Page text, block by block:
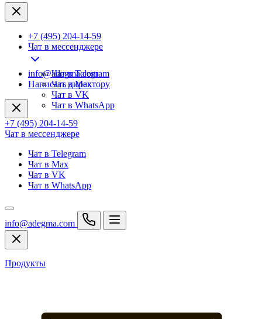
+7 (495) 204-14-59
Чат в мессенджере
Чат в Telegram
Чат в Max
Чат в VK
Чат в WhatsApp
info@adegma.com
Написать директору
+7 (495) 204-14-59
Чат в мессенджере
Чат в Telegram
Чат в Max
Чат в VK
Чат в WhatsApp
info@adegma.com
Продукты